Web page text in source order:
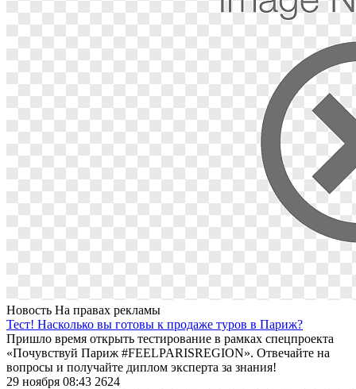
Новость На правах рекламы
Тест! Насколько вы готовы к продаже туров в Париж?
Пришло время открыть тестирование в рамках спецпроекта
«Почувствуй Париж #FEELPARISREGION». Отвечайте на
вопросы и получайте диплом эксперта за знания!
29 ноября 08:43 2624